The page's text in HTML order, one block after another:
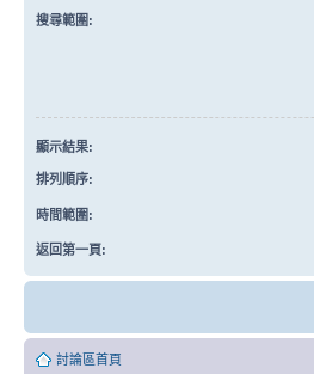
搜尋範圍:
顯示結果:
排列順序:
時間範圍:
返回第一頁:
討論區首頁